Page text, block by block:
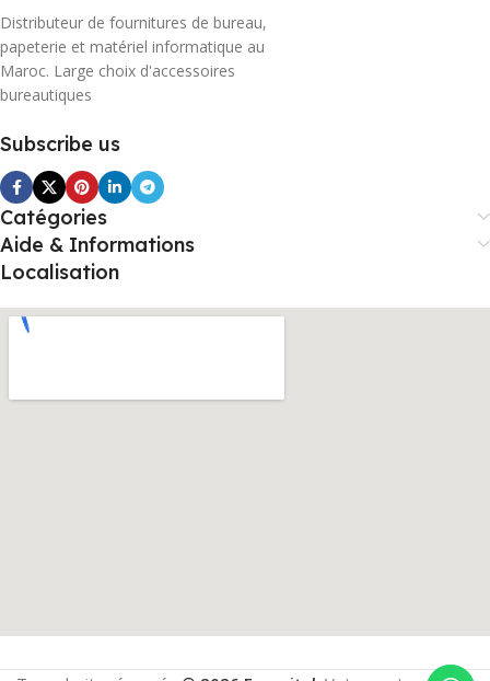
Distributeur de fournitures de bureau,
papeterie et matériel informatique au
Maroc. Large choix d'accessoires
bureautiques
Subscribe us
Catégories
Aide & Informations
Localisation